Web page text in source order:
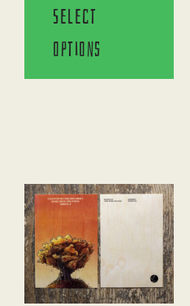
Select
options